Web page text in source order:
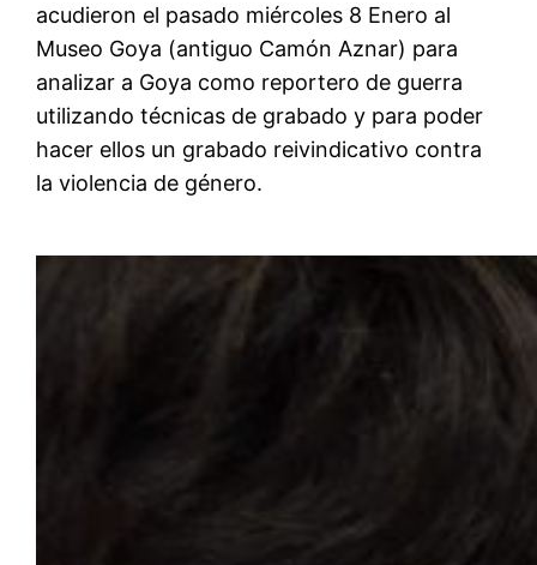
acudieron el pasado miércoles 8 Enero al
Museo Goya (antiguo Camón Aznar) para
analizar a Goya como reportero de guerra
utilizando técnicas de grabado y para poder
hacer ellos un grabado reivindicativo contra
la violencia de género.